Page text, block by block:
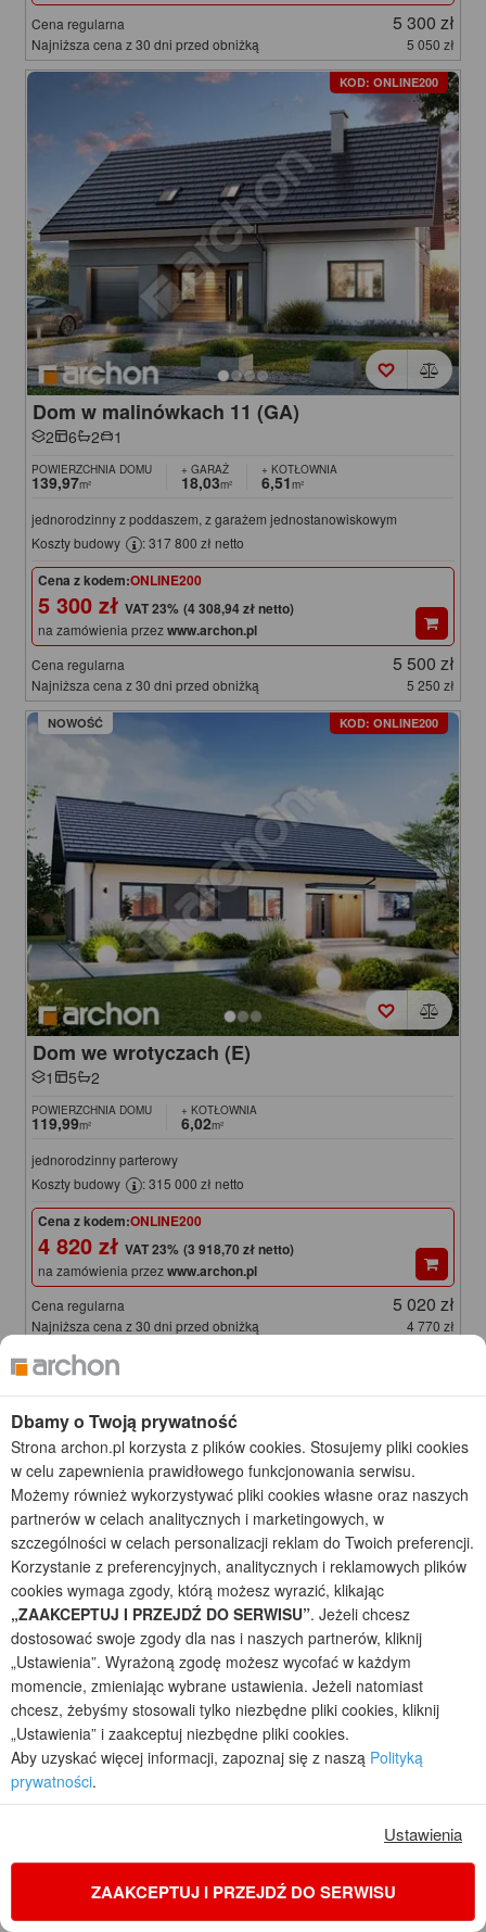
Cena regularna 5 300 zł
Najniższa cena z 30 dni przed obniżką 5 050 zł
KOD: ONLINE200
Dom w malinówkach 11 (GA)
2 6 2 1
POWIERZCHNIA DOMU
139,97m²
+ GARAŻ
18,03m²
+ KOTŁOWNIA
6,51m²
jednorodzinny z poddaszem, z garażem jednostanowiskowym
Koszty budowy
: 317 800 zł netto
Cena z kodem:ONLINE200
5 300 zł (4 308,94 zł netto)
na zamówienia przezwww.archon.pl
Cena regularna 5 500 zł
Najniższa cena z 30 dni przed obniżką 5 250 zł
NOWOŚĆ KOD: ONLINE200
Dom we wrotyczach (E)
1 5 2
POWIERZCHNIA DOMU
119,99m²
+ KOTŁOWNIA
6,02m²
jednorodzinny parterowy
Koszty budowy
: 315 000 zł netto
Cena z kodem:ONLINE200
4 820 zł (3 918,70 zł netto)
na zamówienia przezwww.archon.pl
Cena regularna 5 020 zł
Najniższa cena z 30 dni przed obniżką 4 770 zł
Dom w renklodach 6 (G2)
1 4 2 2
POWIERZCHNIA DOMU
122,58m²
+ GARAŻ
35,52 m²
+ KOTŁOWNIA
6,78m²
jednorodzinny parterowy, z garażem dwustanowiskowym
Cena z kodem:ONLINE200
5 300 zł (4 308,94 zł netto)
Dbamy o Twoją prywatność
Strona archon.pl korzysta z plików cookies. Stosujemy pliki cookies
w celu zapewnienia prawidłowego funkcjonowania serwisu.
Możemy również wykorzystywać pliki cookies własne oraz naszych
partnerów w celach analitycznych i marketingowych, w
szczególności w celach personalizacji reklam do Twoich preferencji.
Korzystanie z preferencyjnych, analitycznych i reklamowych plików
cookies wymaga zgody, którą możesz wyrazić, klikając
„ZAAKCEPTUJ I PRZEJDŹ DO SERWISU”. Jeżeli chcesz
dostosować swoje zgody dla nas i naszych partnerów, kliknij
„Ustawienia”. Wyrażoną zgodę możesz wycofać w każdym
momencie, zmieniając wybrane ustawienia. Jeżeli natomiast
chcesz, żebyśmy stosowali tylko niezbędne pliki cookies, kliknij
„Ustawienia” i zaakceptuj niezbędne pliki cookies.
Aby uzyskać więcej informacji, zapoznaj się z naszą Polityką
prywatności.
Ustawienia
ZAAKCEPTUJ I PRZEJDŹ DO SERWISU